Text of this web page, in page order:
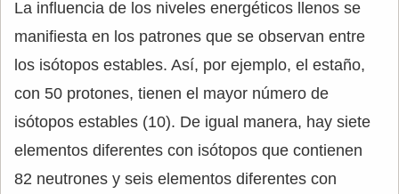
La influencia de los niveles energéticos llenos se
manifiesta en los patrones que se observan entre
los isótopos estables. Así, por ejemplo, el estaño,
con 50 protones, tienen el mayor número de
isótopos estables (10). De igual manera, hay siete
elementos diferentes con isótopos que contienen
82 neutrones y seis elementos diferentes con